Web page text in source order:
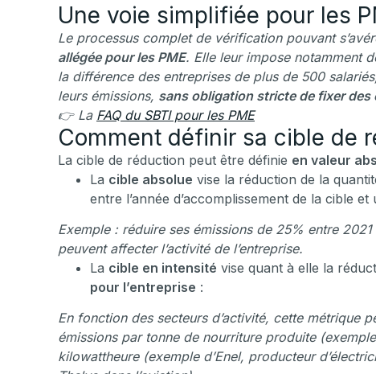
Une voie simplifiée pour les
Le processus complet de vérification pouvant
allégée pour les PME. Elle leur impose notamment
la différence des entreprises de plus de 500
leurs émissions, sans obligation stricte de fixer
👉 La FAQ du SBTI pour les PME
Comment définir sa cible de
La cible de réduction peut être définie en valeur
La cible absolue vise la réduction de la
entre l’année d’accomplissement de la cible
Exemple : réduire ses émissions de 25% entre
peuvent affecter l’activité de l’entreprise.
La cible en intensité vise quant à elle la
pour l’entreprise :
En fonction des secteurs d’activité, cette métrique
émissions par tonne de nourriture produite
kilowattheure (exemple d’Enel, producteur